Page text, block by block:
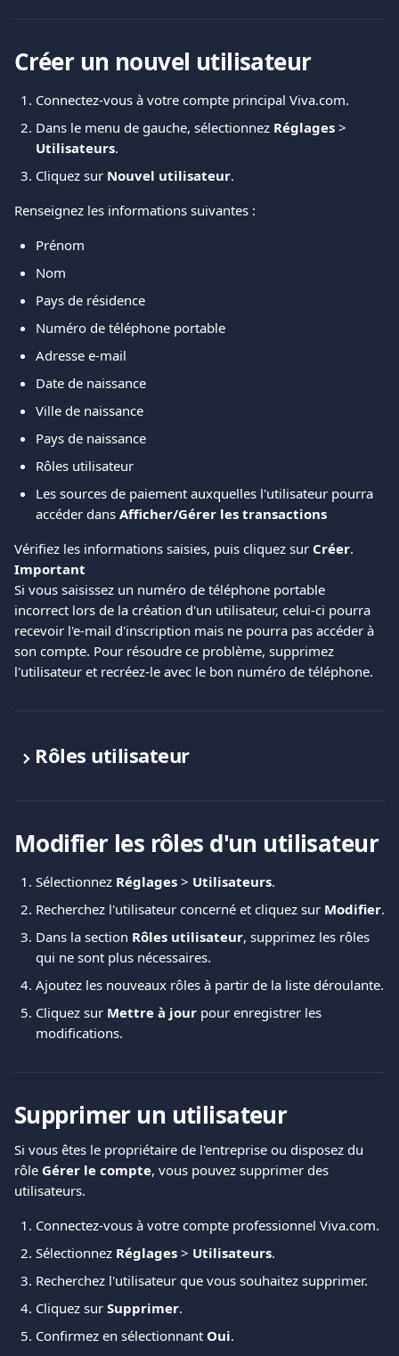
Créer un nouvel utilisateur
Connectez-vous à votre compte principal Viva.com.
Dans le menu de gauche, sélectionnez Réglages >
Utilisateurs.
Cliquez sur Nouvel utilisateur.
Renseignez les informations suivantes :
Prénom
Nom
Pays de résidence
Numéro de téléphone portable
Adresse e-mail
Date de naissance
Ville de naissance
Pays de naissance
Rôles utilisateur
Les sources de paiement auxquelles l'utilisateur pourra
accéder dans Afficher/Gérer les transactions
Vérifiez les informations saisies, puis cliquez sur Créer.
Important
Si vous saisissez un numéro de téléphone portable
incorrect lors de la création d'un utilisateur, celui-ci pourra
recevoir l'e-mail d'inscription mais ne pourra pas accéder à
son compte. Pour résoudre ce problème, supprimez
l'utilisateur et recréez-le avec le bon numéro de téléphone.
Rôles utilisateur
Modifier les rôles d'un utilisateur
Sélectionnez Réglages > Utilisateurs.
Recherchez l'utilisateur concerné et cliquez sur Modifier.
Dans la section Rôles utilisateur, supprimez les rôles
qui ne sont plus nécessaires.
Ajoutez les nouveaux rôles à partir de la liste déroulante.
Cliquez sur Mettre à jour pour enregistrer les
modifications.
Supprimer un utilisateur
Si vous êtes le propriétaire de l'entreprise ou disposez du
rôle Gérer le compte, vous pouvez supprimer des
utilisateurs.
Connectez-vous à votre compte professionnel Viva.com.
Sélectionnez Réglages > Utilisateurs.
Recherchez l'utilisateur que vous souhaitez supprimer.
Cliquez sur Supprimer.
Confirmez en sélectionnant Oui.